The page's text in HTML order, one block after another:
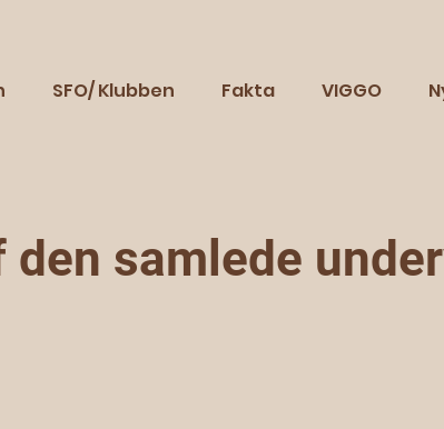
SFO/ Klubben Fakta VIGGO
samlede